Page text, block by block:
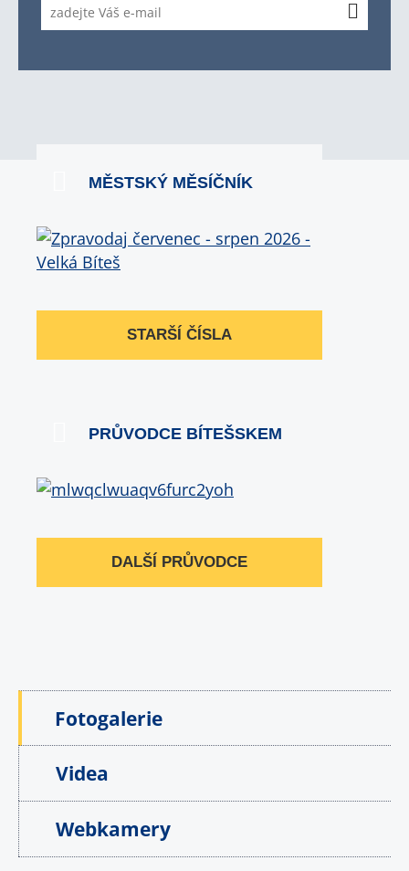
MĚSTSKÝ MĚSÍČNÍK
STARŠÍ ČÍSLA
PRŮVODCE BÍTEŠSKEM
DALŠÍ PRŮVODCE
Fotogalerie
Videa
Webkamery